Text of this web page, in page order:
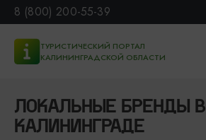
8 (800) 200-55-39
ТУРИСТИЧЕСКИЙ ПОРТАЛ
КАЛИНИНГРАДСКОЙ ОБЛАСТИ
ЛОКАЛЬНЫЕ БРЕНДЫ В
КАЛИНИНГРАДЕ